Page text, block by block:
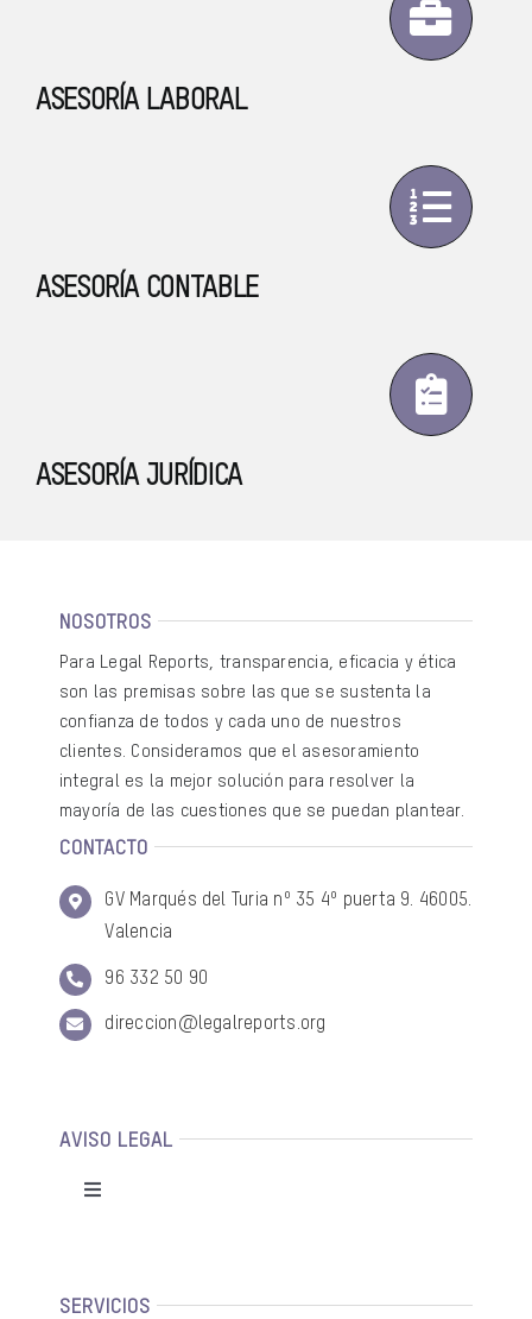
ASESORÍA LABORAL
ASESORÍA CONTABLE
ASESORÍA JURÍDICA
NOSOTROS
Para Legal Reports, transparencia, eficacia y ética
son las premisas sobre las que se sustenta la
confianza de todos y cada uno de nuestros
clientes. Consideramos que el asesoramiento
integral es la mejor solución para resolver la
mayoría de las cuestiones que se puedan plantear.
CONTACTO
GV Marqués del Turia nº 35 4º puerta 9. 46005.
Valencia
96 332 50 90
direccion@legalreports.org
AVISO LEGAL
Toggle
SERVICIOS